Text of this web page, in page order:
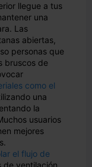
llegue a tus
una
Las
abiertas,
personas que
bruscos de
como el
una
la
usuarios
mejores
el flujo de
ventilación,